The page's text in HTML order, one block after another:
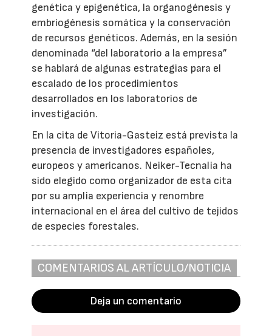
genética y epigenética, la organogénesis y
embriogénesis somática y la conservación
de recursos genéticos. Además, en la sesión
denominada “del laboratorio a la empresa”
se hablará de algunas estrategias para el
escalado de los procedimientos
desarrollados en los laboratorios de
investigación.
En la cita de Vitoria-Gasteiz está prevista la
presencia de investigadores españoles,
europeos y americanos. Neiker-Tecnalia ha
sido elegido como organizador de esta cita
por su amplia experiencia y renombre
internacional en el área del cultivo de tejidos
de especies forestales.
COMENTARIOS AL ARTÍCULO/NOTICIA
Deja un comentario